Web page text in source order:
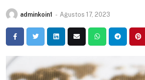
adminkoin1 - Ağustos 17, 2023